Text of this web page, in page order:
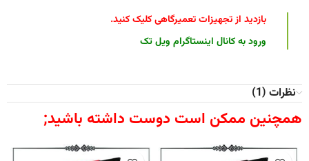
بازدید از تجهیزات تعمیرگاهی کلیک کنید.
ورود به کانال اینستاگرام ویل تک
نظرات (1)
همچنین ممکن است دوست داشته باشید;